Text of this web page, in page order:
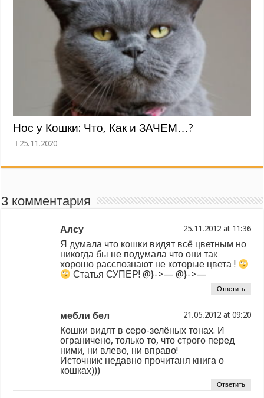
Нос у Кошки: Что, Как и ЗАЧЕМ…?
3 комментария
Алсу at
Я думала что кошки видят всё цветным но
никогда бы не подумала что они так
хорошо расспознают не которые цвета !
Статья СУПЕР! @}->— @}->—
Ответить
мебли бел at
Кошки видят в серо-зелёных тонах. И
ограничено, только то, что строго перед
ними, ни влево, ни вправо!
Источник: недавно прочитаня книга о
кошках)))
Ответить